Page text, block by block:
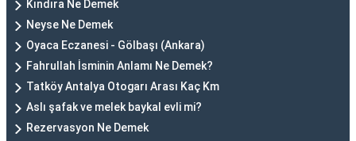
Kındıra Ne Demek
Neyse Ne Demek
Oyaca Eczanesi - Gölbaşı (Ankara)
Fahrullah İsminin Anlamı Ne Demek?
Tatköy Antalya Otogarı Arası Kaç Km
Aslı şafak ve melek baykal evli mi?
Rezervasyon Ne Demek